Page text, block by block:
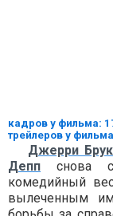
кадров у фильма:
трейлеров у
Джерри
Депп снова
комедийный
вылеченным